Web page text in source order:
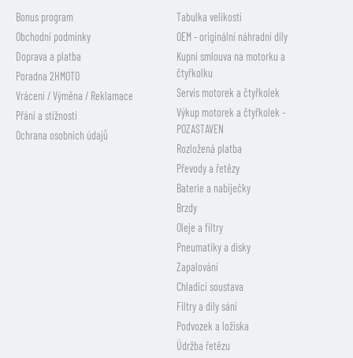
Bonus program
Obchodní podmínky
Doprava a platba
Poradna 2HMOTO
Vrácení / Výměna / Reklamace
Přání a stížnosti
Ochrana osobních údajů
Tabulka velikostí
OEM - originální náhradní díly
Kupní smlouva na motorku a
čtyřkolku
Servis motorek a čtyřkolek
Výkup motorek a čtyřkolek -
POZASTAVEN
Rozložená platba
Převody a řetězy
Baterie a nabíječky
Brzdy
Oleje a filtry
Pneumatiky a disky
Zapalování
Chladicí soustava
Filtry a díly sání
Podvozek a ložiska
Údržba řetězu